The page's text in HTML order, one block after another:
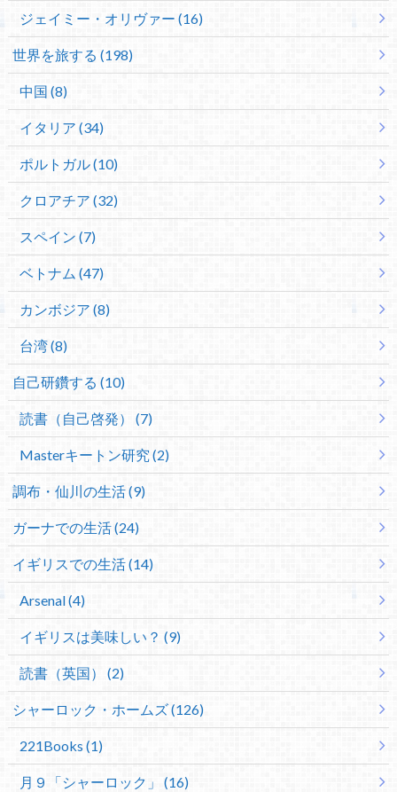
ジェイミー・オリヴァー (16)
世界を旅する (198)
中国 (8)
イタリア (34)
ポルトガル (10)
クロアチア (32)
スペイン (7)
ベトナム (47)
カンボジア (8)
台湾 (8)
自己研鑽する (10)
読書（自己啓発） (7)
Masterキートン研究 (2)
調布・仙川の生活 (9)
ガーナでの生活 (24)
イギリスでの生活 (14)
Arsenal (4)
イギリスは美味しい？ (9)
読書（英国） (2)
シャーロック・ホームズ (126)
221Books (1)
月９「シャーロック」 (16)